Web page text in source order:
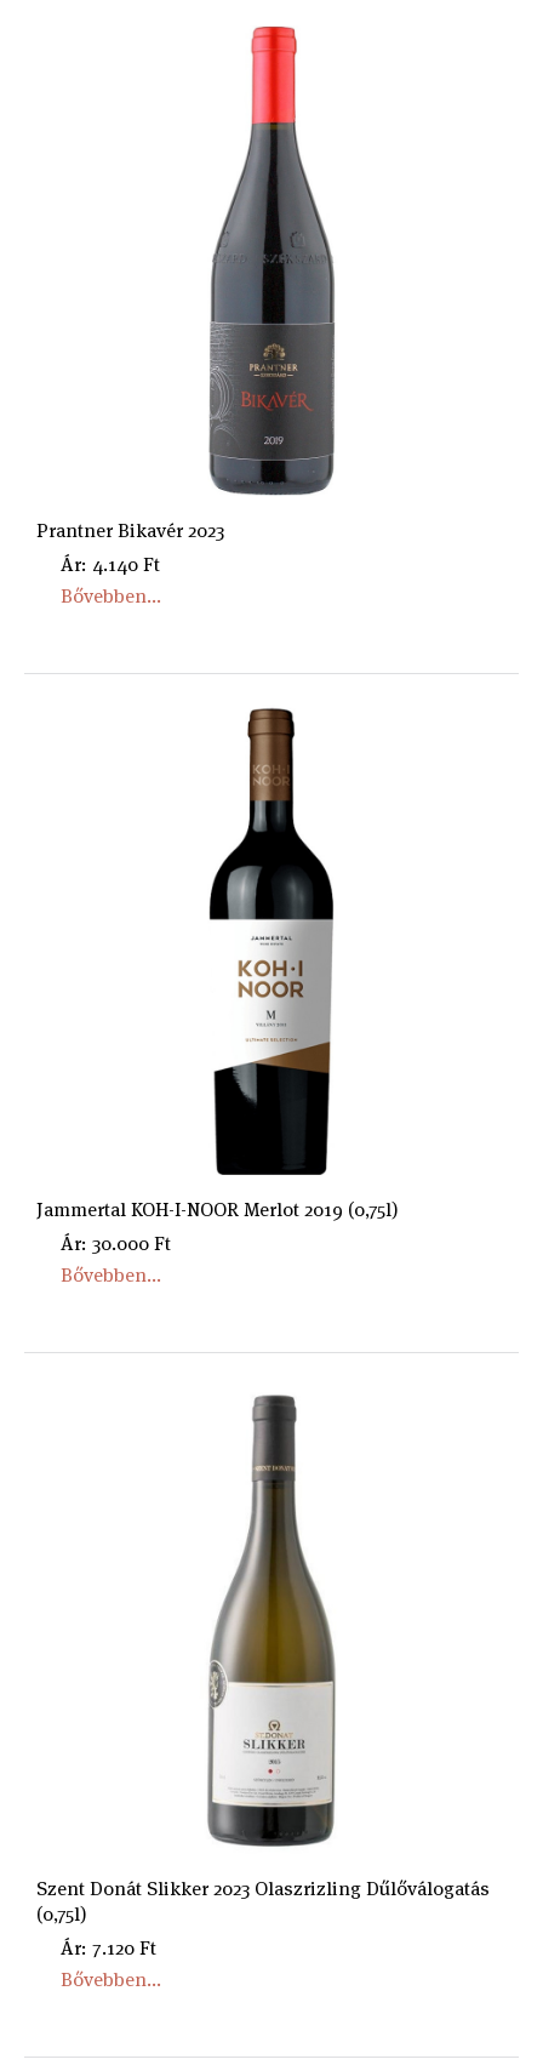
Prantner Bikavér 2023
Ár: 4.140 Ft
Bővebben...
Jammertal KOH-I-NOOR Merlot 2019 (0,75l)
Ár: 30.000 Ft
Bővebben...
Szent Donát Slikker 2023 Olaszrizling Dűlőválogatás
(0,75l)
Ár: 7.120 Ft
Bővebben...